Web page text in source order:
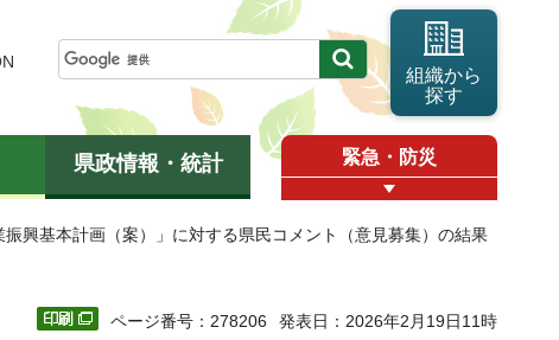
組織から
探す
県政情報・統計 緊急・防災
興基本計画（案）」に対する県民コメント（意見募集）の結果
ページ番号：278206 発表日：2026年2月19日11時